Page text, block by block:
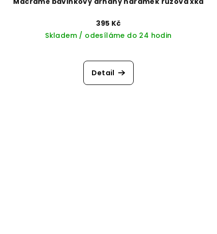
395 Kč
Skladem / odesíláme do 24 hodin
Detail